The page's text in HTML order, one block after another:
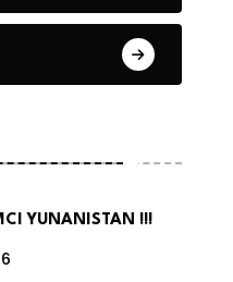
YUNANISTAN !!!